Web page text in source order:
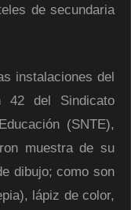
de secundaria
instalaciones del
42 del Sindicato
(SNTE),
muestra de su
dibujo; como son
lápiz de color,